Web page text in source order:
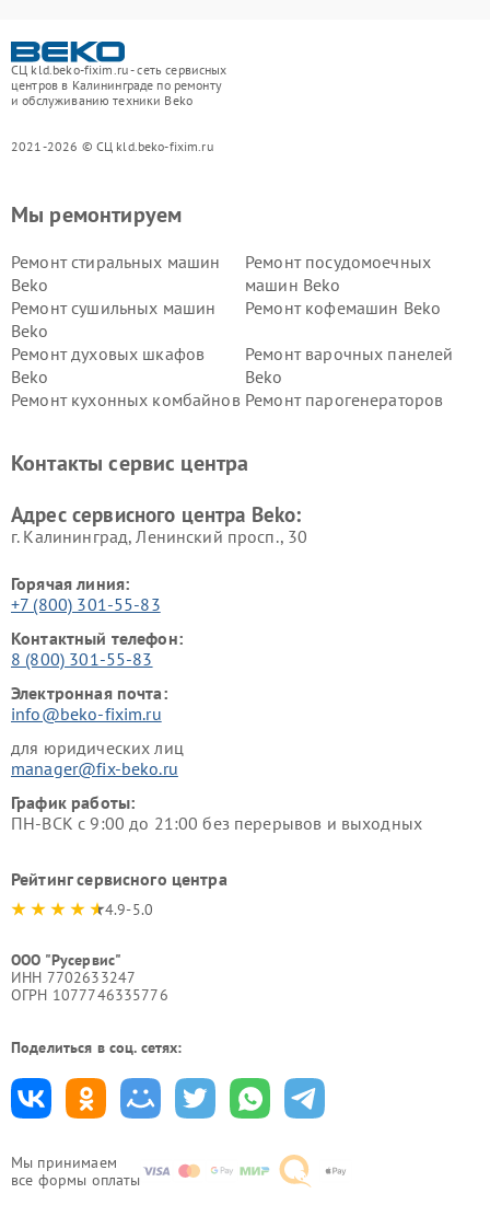
СЦ kld.beko-fixim.ru - сеть сервисных
центров в Калининграде по ремонту
и обслуживанию техники Beko
2021-2026 © СЦ kld.beko-fixim.ru
Мы принимаем
все формы оплаты
Мы ремонтируем
Ремонт стиральных машин
Beko
Ремонт посудомоечных
машин Beko
Ремонт сушильных машин
Beko
Ремонт кофемашин Beko
Ремонт духовых шкафов
Beko
Ремонт варочных панелей
Beko
Ремонт кухонных комбайнов Ремонт парогенераторов
Ремонт холодильников Beko Ремонт морозильных камер
Контакты сервис центра
Адрес сервисного центра Beko:
г. Калининград, Ленинский просп., 30
Горячая линия:
+7 (800) 301-55-83
Контактный телефон:
8 (800) 301-55-83
Электронная почта:
info@beko-fixim.ru
для юридических лиц
manager@fix-beko.ru
График работы:
ПН-ВСК с 9:00 до 21:00 без перерывов и выходных
Рейтинг сервисного центра
4.9-5.0
ООО "Русервис"
ИНН 7702633247
ОГРН 1077746335776
Поделиться в соц. сетях: